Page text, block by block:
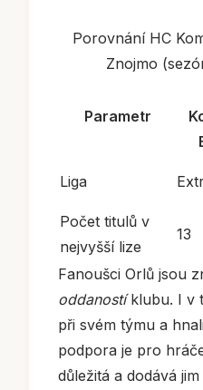
Porovnání HC
Znojmo
Parametr
Liga
Počet titulů v
nejvyšší lize
13
Fanoušci Orlů jsou
oddanostíklubu. I v
při svém týmu a
podpora je pro
důležitá a dodává